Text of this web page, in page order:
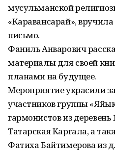
мусульманской
«Каравансарай»,
письмо.
Фаниль Анварович
материалы для своей
планами на будущее.
Мероприятие украсили
участников группы
гармонистов из
Татарская Каргала, а
Фатиха Байтимерова из